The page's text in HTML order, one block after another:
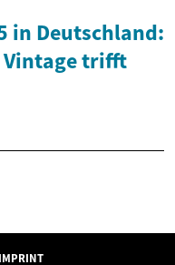
in Deutschland:
Vintage trifft
IMPRINT